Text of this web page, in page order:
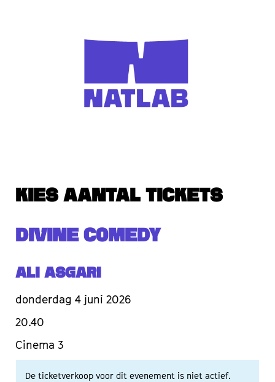
KIES AANTAL TICKETS
DIVINE COMEDY
Ali Asgari
donderdag 4 juni 2026
20.40
Cinema 3
De ticketverkoop voor dit evenement is niet actief.